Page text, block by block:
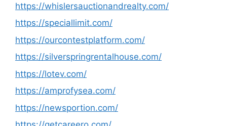
https://whislersauctionandrealty.com/
https://speciallimit.com/
https://ourcontestplatform.com/
https://silverspringrentalhouse.com/
https://lotev.com/
https://amprofysea.com/
https://newsportion.com/